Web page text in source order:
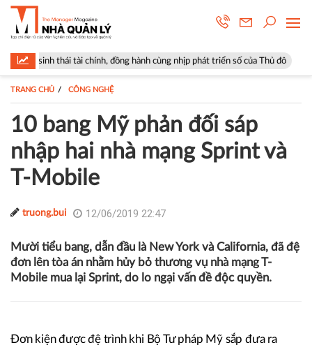
tài chính, đồng hành cùng nhịp phát triển số của Thủ đô Góp ý
TRANG CHỦ CÔNG NGHỆ
10 bang Mỹ phản đối sáp
nhập hai nhà mạng Sprint và
T-Mobile
truong.bui 12/06/2019 22:47
Mười tiểu bang, dẫn đầu là New York và California, đã đệ
đơn lên tòa án nhằm hủy bỏ thương vụ nhà mạng T-
Mobile mua lại Sprint, do lo ngại vấn đề độc quyền.
Đơnkiệnđược đệ trìnhkhi Bộ Tư pháp Mỹ sắp đưa ra